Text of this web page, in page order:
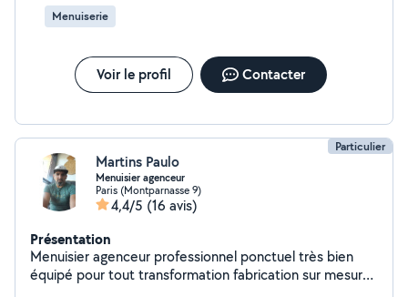
recommande à 100% ! Merci Pierre pour ton travail et j’espère à
bientôt pour de nouveaux projets.
Menuiserie
Voir le profil Contacter
Particulier
Martins Paulo
Menuisier agenceur
Paris (Montparnasse 9)
4,4/5 (16 avis)
Présentation
Menuisier agenceur professionnel ponctuel très bien
équipé pour tout transformation fabrication sur mesure